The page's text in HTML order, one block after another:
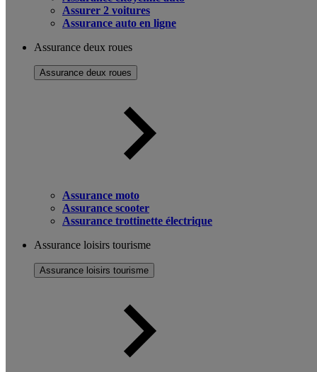
Assurer 2 voitures
Assurance auto en ligne
Assurance deux roues
Assurance deux roues
Assurance moto
Assurance scooter
Assurance trottinette électrique
Assurance loisirs tourisme
Assurance loisirs tourisme